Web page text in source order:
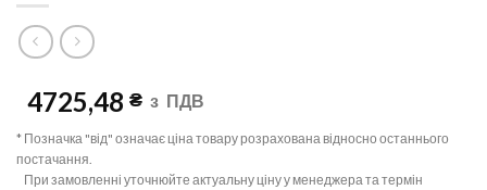
4725,48 ₴ з ПДВ
* Позначка "від" означає ціна товару розрахована відносно останнього
постачання.
При замовленні уточнюйте актуальну ціну у менеджера та термін